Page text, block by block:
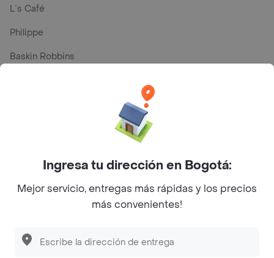
L´s Café
Philippe
Baskin Robbins
Empanaditas de Pipian - Empanadas
Desayunadero de la 42
Sopitas y Frijoladas
Ingresa tu dirección en Bogotá:
Mejor servicio, entregas más rápidas y los precios
más convenientes!